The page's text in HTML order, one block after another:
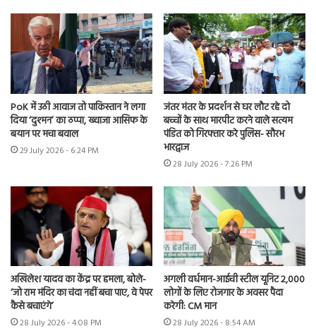
PoK में उठी आवाज तो पाकिस्तान ने लगा
दिया ‘दुश्मन’ का ठप्पा, ख्वाजा आसिफ के
बयान पर मचा बवाल
29 July 2026 - 6:24 PM
जंतर मंतर के प्रदर्शन से घर लौट रहे दो
बच्चों के साथ मारपीट करने वाले सत्यम
पंडित को गिरफ्तार करे पुलिस- सौरभ
भारद्वाज
28 July 2026 - 7:26 PM
अखिलेश यादव का केंद्र पर हमला, बोले-
‘जो राम मंदिर का चंदा नहीं बचा पाए, वे पेपर
कैसे बचाएंगे’
28 July 2026 - 4:08 PM
अगली वर्धमान-आईची स्टील यूनिट 2,000
लोगों के लिए रोजगार के अवसर पैदा
करेगी: CM मान
28 July 2026 - 8:54 AM